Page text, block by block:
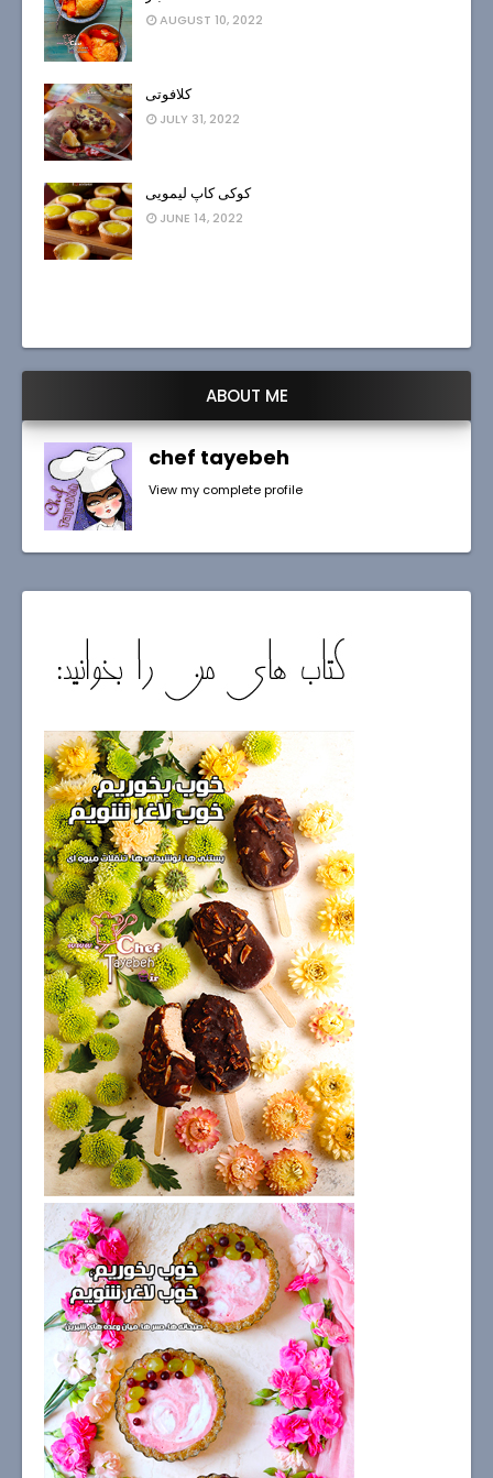
AUGUST 10, 2022
کلافوتی
JULY 31, 2022
کوکی کاپ لیمویی
JUNE 14, 2022
ABOUT ME
chef tayebeh
View my complete profile